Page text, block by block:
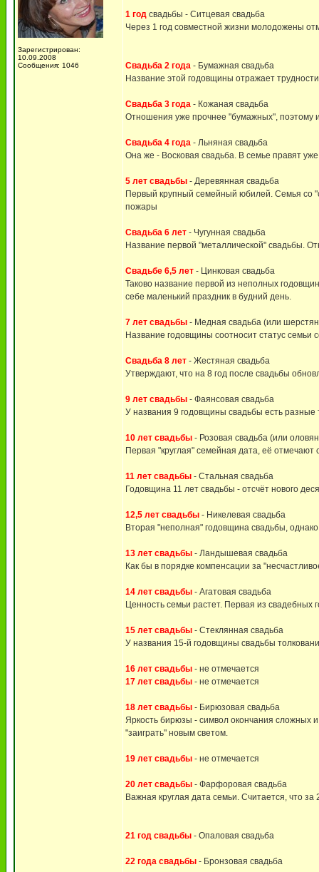
Зарегистрирован:
10.09.2008
Сообщения: 1046
1 год свадьбы - Ситцевая свадьба
Через 1 год совместной жизни молодожены
Свадьба 2 года - Бумажная свадьба
Название этой годовщины отражает
Свадьба 3 года - Кожаная свадьба
Отношения уже прочнее "бумажных", поэтому
Свадьба 4 года - Льняная свадьба
Она же - Восковая свадьба. В семье правят
5 лет свадьбы - Деревянная свадьба
Первый крупный семейный юбилей. Семья со
пожары
Свадьба 6 лет - Чугунная свадьба
Название первой "металлической" свадьбы.
Свадьбе 6,5 лет - Цинковая свадьба
Таково название первой из неполных
себе маленький праздник в будний день.
7 лет свадьбы - Медная свадьба (или
Название годовщины соотносит статус
Свадьба 8 лет - Жестяная свадьба
Утверждают, что на 8 год после свадьбы
9 лет свадьбы - Фаянсовая свадьба
У названия 9 годовщины свадьбы есть разные
10 лет свадьбы - Розовая свадьба (или
Первая "круглая" семейная дата, её отмечают
11 лет свадьбы - Стальная свадьба
Годовщина 11 лет свадьбы - отсчёт нового
12,5 лет свадьбы - Никелевая свадьба
Вторая "неполная" годовщина свадьбы,
13 лет свадьбы - Ландышевая свадьба
Как бы в порядке компенсации за
14 лет свадьбы - Агатовая свадьба
Ценность семьи растет. Первая из
15 лет свадьбы - Стеклянная свадьба
У названия 15-й годовщины свадьбы
16 лет свадьбы - не отмечается
17 лет свадьбы - не отмечается
18 лет свадьбы - Бирюзовая свадьба
Яркость бирюзы - символ окончания сложных
"заиграть" новым светом.
19 лет свадьбы - не отмечается
20 лет свадьбы - Фарфоровая свадьба
Важная круглая дата семьи. Считается, что
21 год свадьбы - Опаловая свадьба
22 года свадьбы - Бронзовая свадьба